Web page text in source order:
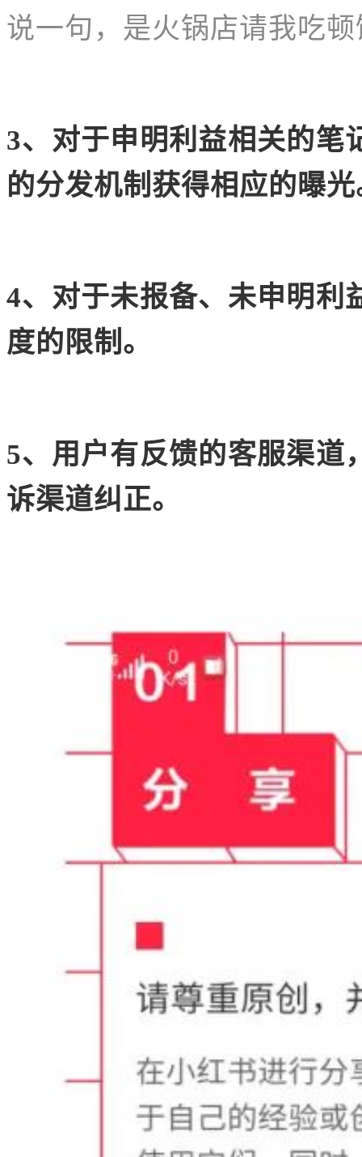
说一句，是火锅店请我吃
3、对于申明利益相关的笔
的分发机制获得相应的曝光
4、对于未报备、未申明利
度的限制。
5、用户有反馈的客服渠道
诉渠道纠正。